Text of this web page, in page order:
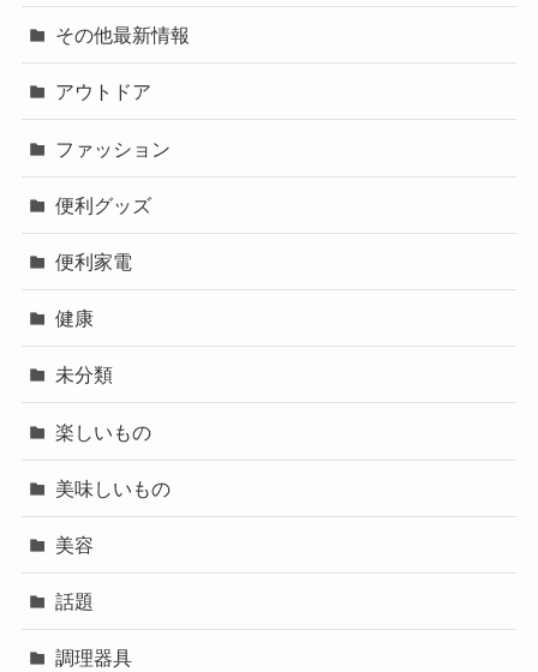
その他最新情報
アウトドア
ファッション
便利グッズ
便利家電
健康
未分類
楽しいもの
美味しいもの
美容
話題
調理器具